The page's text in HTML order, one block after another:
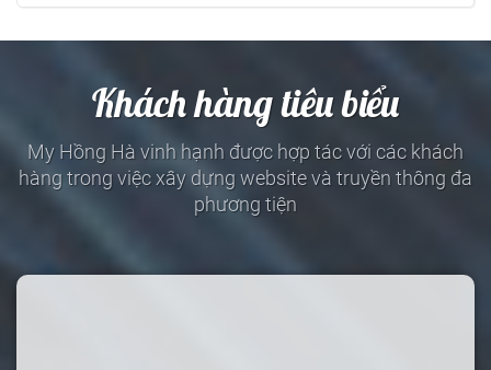
Khách hàng tiêu biểu
My Hồng Hà vinh hạnh được hợp tác với các khách
hàng trong việc xây dựng website và truyền thông đa
phương tiện